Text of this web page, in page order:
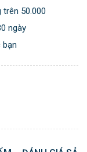
50.000
ngày
bạn